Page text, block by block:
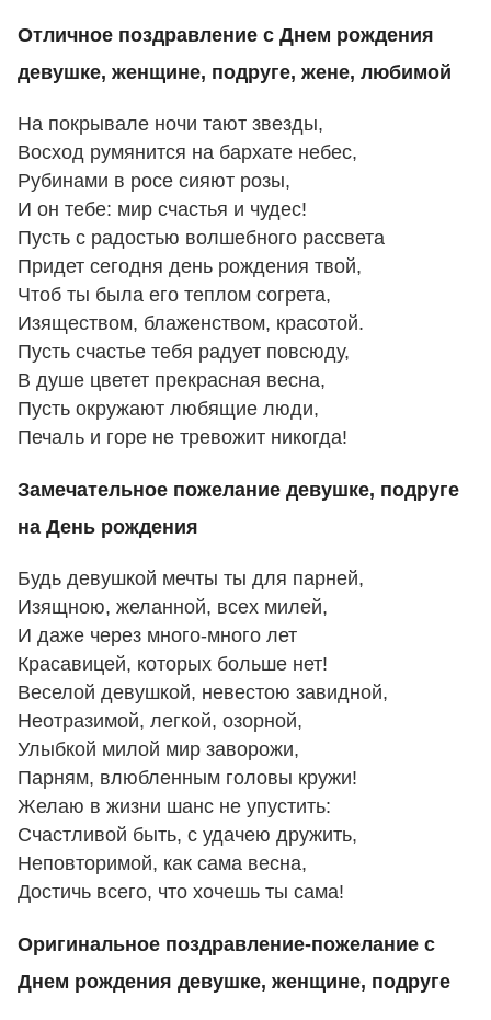
Отличное поздравление с Днем рождения
девушке, женщине, подруге, жене, любимой
На покрывале ночи тают звезды,
Восход румянится на бархате небес,
Рубинами в росе сияют розы,
И он тебе: мир счастья и чудес!
Пусть с радостью волшебного рассвета
Придет сегодня день рождения твой,
Чтоб ты была его теплом согрета,
Изяществом, блаженством, красотой.
Пусть счастье тебя радует повсюду,
В душе цветет прекрасная весна,
Пусть окружают любящие люди,
Печаль и горе не тревожит никогда!
Замечательное пожелание девушке, подруге
на День рождения
Будь девушкой мечты ты для парней,
Изящною, желанной, всех милей,
И даже через много-много лет
Красавицей, которых больше нет!
Веселой девушкой, невестою завидной,
Неотразимой, легкой, озорной,
Улыбкой милой мир заворожи,
Парням, влюбленным головы кружи!
Желаю в жизни шанс не упустить:
Счастливой быть, с удачею дружить,
Неповторимой, как сама весна,
Достичь всего, что хочешь ты сама!
Оригинальное поздравление-пожелание с
Днем рождения девушке, женщине, подруге